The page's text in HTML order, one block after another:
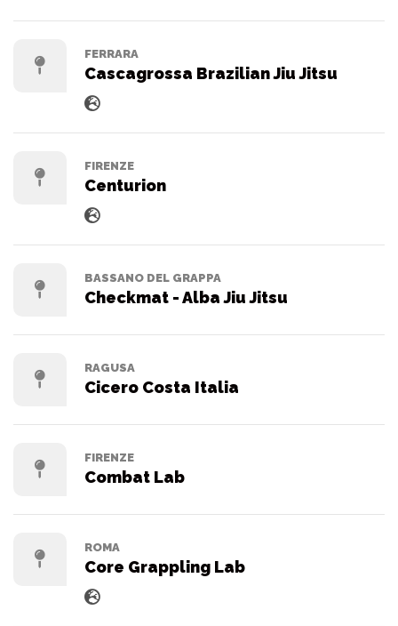
FERRARA
Cascagrossa Brazilian Jiu Jitsu
FIRENZE
Centurion
BASSANO DEL GRAPPA
Checkmat - Alba Jiu Jitsu
RAGUSA
Cicero Costa Italia
FIRENZE
Combat Lab
ROMA
Core Grappling Lab